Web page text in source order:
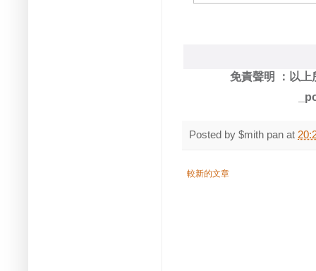
免責聲明
：以
Posted by $mith pan at
較新的文章